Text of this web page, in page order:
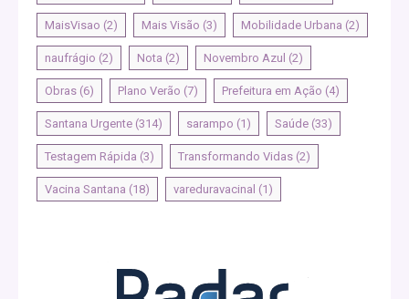
MaisVisao (2) Mais Visão (3) Mobilidade Urbana (2)
naufrágio (2) Nota (2) Novembro Azul (2)
Obras (6) Plano Verão (7) Prefeitura em Ação (4)
Santana Urgente (314) sarampo (1) Saúde (33)
Testagem Rápida (3) Transformando Vidas (2)
Vacina Santana (18) vareduravacinal (1)